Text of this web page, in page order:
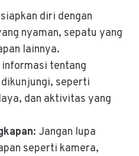
diri dengan
nyaman, sepatu yang
lainnya.
informasi tentang
seperti
dan aktivitas yang
: Jangan lupa
seperti kamera,